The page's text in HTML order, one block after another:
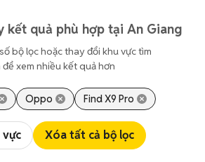
kết quả phù hợp tại An Giang
bộ lọc hoặc thay đổi khu vực tìm
để xem nhiều kết quả hơn
Oppo Find X9 Pro
Xóa tất cả bộ lọc